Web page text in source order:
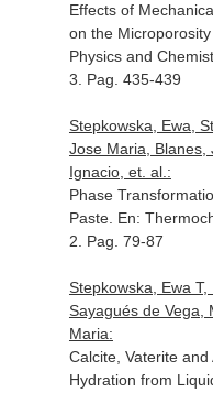
Effects of
on the Microporosity
Physics and
3. Pag. 435-439
Stepkowska, Ewa,
Jose Maria, Blanes,
Ignacio, et. al.:
Phase
Paste. En:
2. Pag. 79-87
Stepkowska, Ewa
Sayagués de Vega,
Maria:
Calcite, Vaterite
Hydration from